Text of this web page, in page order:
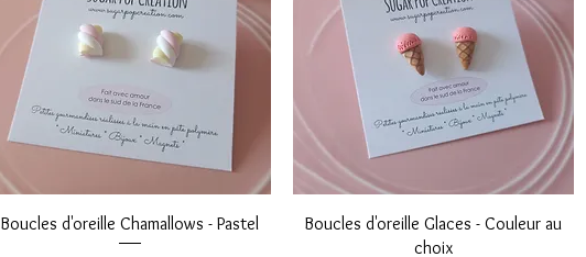
Boucles d'oreille Chamallows - Pastel
Boucles d'oreille Glaces - Couleur au
choix